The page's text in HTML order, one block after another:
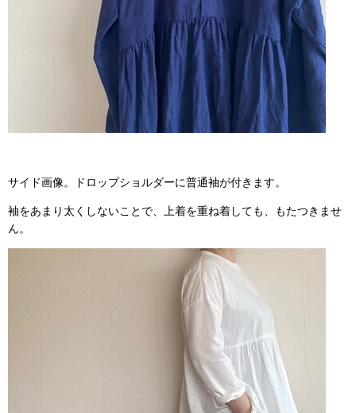
サイド画像。ドロップショルダーに普通袖が付きます。
袖をあまり太くしないことで、上着を重ね着しても、もたつきませ
ん。